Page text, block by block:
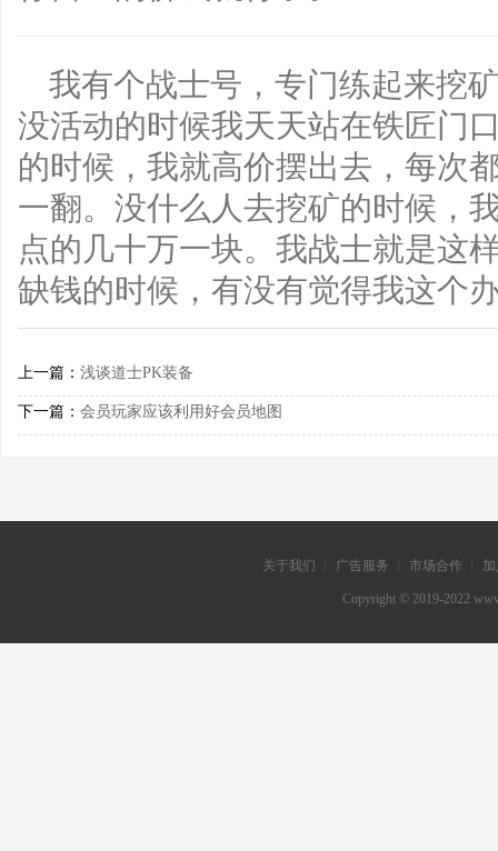
我有个战士号，专门练起来挖
没活动的时候我天天站在铁匠门
的时候，我就高价摆出去，每次
一翻。没什么人去挖矿的时候，
点的几十万一块。我战士就是这
缺钱的时候，有没有觉得我这个
上一篇： 浅谈道士PK装备
下一篇： 会员玩家应该利用好会员地图
关于我们 ┊ 广告服务 ┊ 市场合作 ┊
Copyright © 2019-2022